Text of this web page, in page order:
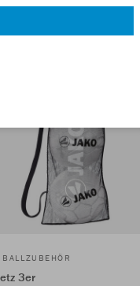
3er